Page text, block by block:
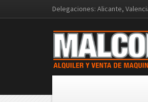
Delegaciones: Alicante,